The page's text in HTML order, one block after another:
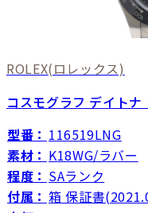
ROLEX(ロレックス)
コスモグラフ デイト
型番： 116519LNG
素材： K18WG/ラバー
程度： SAランク
付属： 箱 保証書